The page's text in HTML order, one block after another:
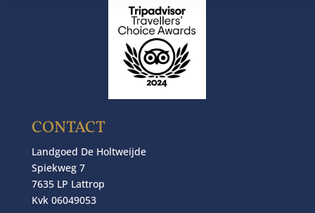
CONTACT
Landgoed De Holtweijde
Spiekweg 7
7635 LP Lattrop
Kvk 06049053